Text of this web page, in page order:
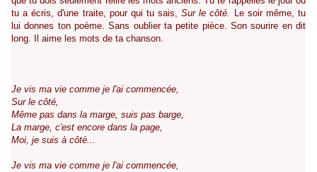
tu a écris, d'une traite, pour qui tu sais,Sur le côté.
Le soir même, tu
lui donnes ton poème. Sans oublier ta petite pièce. Son sourire en dit
long. Il aime les mots de ta chanson.
Je vis ma vie comme je l'ai commencée,
Sur le côté,
Même pas dans la marge, suis pas barge,
La marge, c'est encore dans la page,
Moi, je suis à côté...
Je vis ma vie comme je l'ai commencée,